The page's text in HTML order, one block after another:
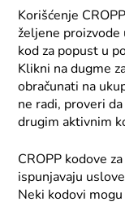
Korišćenje
željene proizvode
kod za popust u
Klikni na dugme
obračunati na
ne radi, proveri
drugim aktivnim
CROPP kodove
ispunjavaju
Neki kodovi